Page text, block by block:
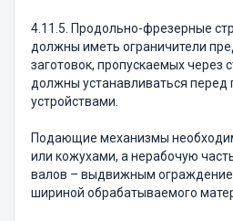
4.11.5. Продольно-фрезерные
должны иметь ограничители
заготовок, пропускаемых через
должны устанавливаться
устройствами.
Подающие механизмы
или кожухами, а нерабочую
валов – выдвижным
шириной обрабатываемого